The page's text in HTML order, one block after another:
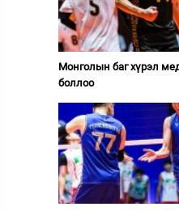
Монголын баг хүрэл
боллоо